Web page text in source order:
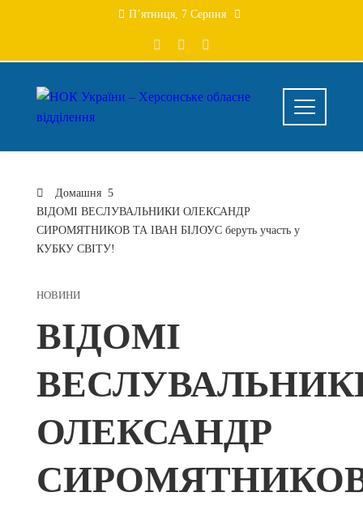
П’ятниця, 7 Серпня
Домашня
ВІДОМІ ВЕСЛУВАЛЬНИКИ ОЛЕКСАНДР
СИРОМЯТНИКОВ ТА ІВАН БІЛОУС беруть участь у
КУБКУ СВІТУ!
НОВИНИ
ВІДОМІ
ОЛЕКСАНДР